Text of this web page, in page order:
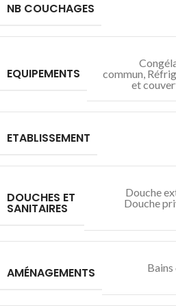
NB COUCHAGES
EQUIPEMENTS
commun,
et
ETABLISSEMENT
DOUCHES ET
SANITAIRES
Douche
Douche
AMÉNAGEMENTS Bains